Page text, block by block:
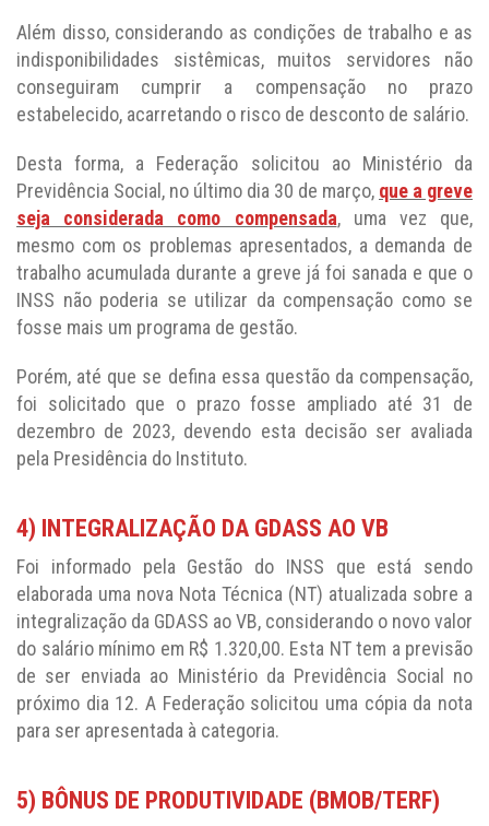
Além disso, considerando as condições de trabalho e as
indisponibilidades sistêmicas, muitos servidores não
conseguiram cumprir a compensação no prazo
estabelecido, acarretando o risco de desconto de salário.
Desta forma, a Federação solicitou ao Ministério da
Previdência Social, no último dia 30 de março, que a greve
seja considerada como compensada, uma vez que,
mesmo com os problemas apresentados, a demanda de
trabalho acumulada durante a greve já foi sanada e que o
INSS não poderia se utilizar da compensação como se
fosse mais um programa de gestão.
Porém, até que se defina essa questão da compensação,
foi solicitado que o prazo fosse ampliado até 31 de
dezembro de 2023, devendo esta decisão ser avaliada
pela Presidência do Instituto.
4) INTEGRALIZAÇÃO DA GDASS AO VB
Foi informado pela Gestão do INSS que está sendo
elaborada uma nova Nota Técnica (NT) atualizada sobre a
integralização da GDASS ao VB, considerando o novo valor
do salário mínimo em R$ 1.320,00. Esta NT tem a previsão
de ser enviada ao Ministério da Previdência Social no
próximo dia 12. A Federação solicitou uma cópia da nota
para ser apresentada à categoria.
5) BÔNUS DE PRODUTIVIDADE (BMOB/TERF)